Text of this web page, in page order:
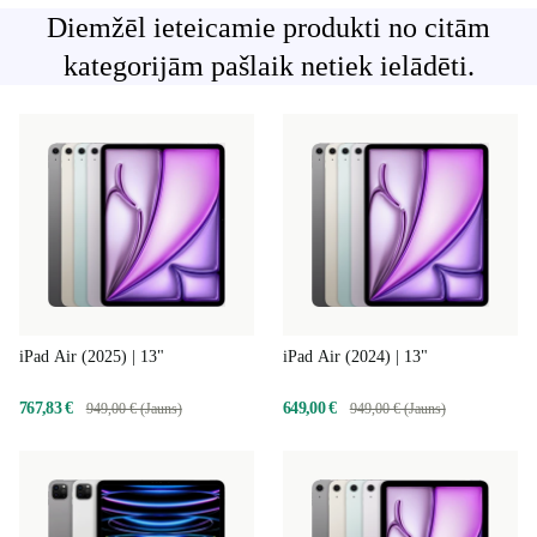
Diemžēl ieteicamie produkti no citām
kategorijām pašlaik netiek ielādēti.
iPad Air (2025) | 13"
767,83 € 949,00 € (Jauns)
iPad Air (2024) | 13"
649,00 € 949,00 € (Jauns)